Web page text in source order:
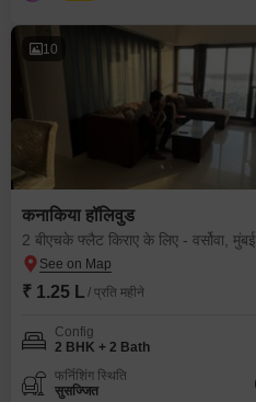
10
कनाकिया हॉलिवुड
2 बीएचके फ्लैट किराए के लिए - वर्सोवा, मुंबई
₹ 1.25 L / प्रति महीने
Config
2 BHK + 2 Bath
फर्निशिंग स्थिति
सुसज्जित